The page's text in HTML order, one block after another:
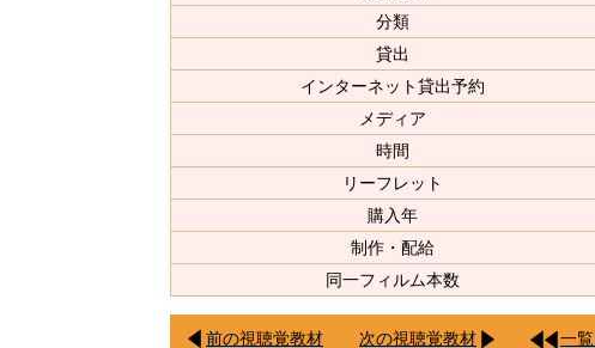
分類
貸出
インターネット貸出予約
メディア
時間
リーフレット
購入年
制作・配給
同一フィルム本数
前の視聴覚教材 次の視聴覚教材 一